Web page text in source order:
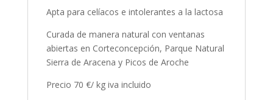
Apta para celíacos e intolerantes a la lactosa
Curada de manera natural con ventanas
abiertas en Corteconcepción, Parque Natural
Sierra de Aracena y Picos de Aroche
Precio 70 €/ kg iva incluido